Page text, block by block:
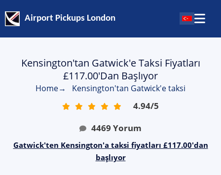
Airport Pickups London
Kensington'tan Gatwick'e Taksi Fiyatları
£117.00'dan Başlıyor
Home→ Kensington'tan Gatwick'e taksi
4.94/5
4469 Yorum
Gatwick'ten Kensington'a taksi fiyatları £117.00'dan
başlıyor